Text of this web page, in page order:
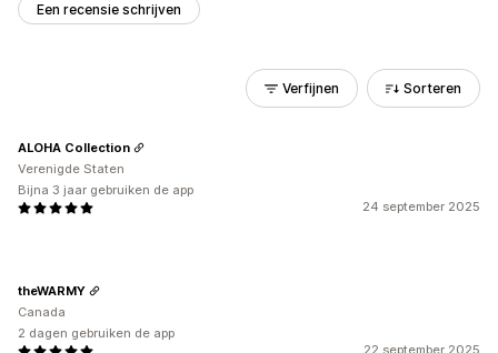
Een recensie schrijven
Verfijnen Sorteren
24 september 2025
ALOHA Collection
Verenigde Staten
Bijna 3 jaar gebruiken de app
22 september 2025
theWARMY
Canada
2 dagen gebruiken de app